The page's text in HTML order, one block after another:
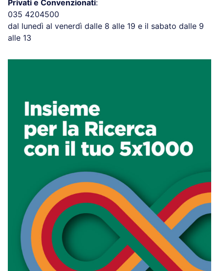
Privati e Convenzionati:
035 4204500
dal lunedì al venerdì dalle 8 alle 19 e il sabato dalle 9
alle 13